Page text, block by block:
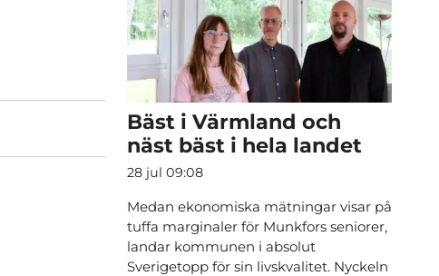
Bäst i Värmland och
näst bäst i hela landet
28 jul 09:08
Medan ekonomiska mätningar visar på
tuffa marginaler för Munkfors seniorer,
landar kommunen i absolut
Sverigetopp för sin livskvalitet. Nyckeln